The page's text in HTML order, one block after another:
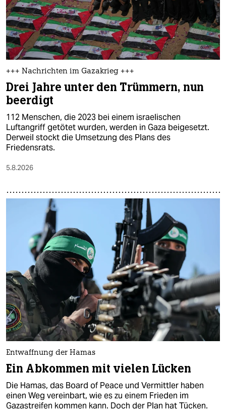
+++ Nachrichten im Gazakrieg +++
Drei Jahre unter den Trümmern, nun
beerdigt
112 Menschen, die 2023 bei einem israelischen
Luftangriff getötet wurden, werden in Gaza beigesetzt.
Derweil stockt die Umsetzung des Plans des
Friedensrats.
5.8.2026
Entwaffnung der Hamas
Ein Abkommen mit vielen Lücken
Die Hamas, das Board of Peace und Vermittler haben
einen Weg vereinbart, wie es zu einem Frieden im
Gazastreifen kommen kann. Doch der Plan hat Tücken.